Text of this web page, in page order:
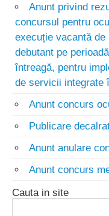
Anunt privind
concursul pentru
execuție vacantă
debutant pe
întreagă, pentru
de servicii integrate
Anunt concurs
Publicare
Anunt anulare
Anunt concurs
Cauta in site